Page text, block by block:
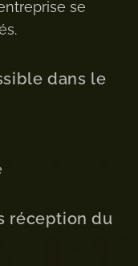
se
dans le
réception du